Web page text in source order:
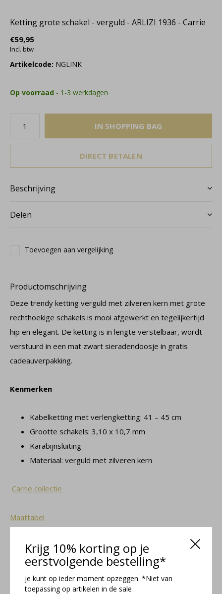
Krijg 10% korting op je
eerstvolgende bestelling*
je kunt op ieder moment opzeggen. *Niet van
toepassing op artikelen in de sale
Ketting grote schakel - verguld - ARLIZI 1936 - Carrie
€59,95
Incl. btw
Artikelcode: NGLINK
Op voorraad - 1-3 werkdagen
IN SHOPPING BAG
DIRECT BETALEN
Beschrijving
Delen
Toevoegen aan vergelijking
Productomschrijving
Deze trendy ketting verguld met zilveren kern met grote
rechthoekige schakels is mooi afgewerkt en tegelijkertijd
hip en elegant. De ketting is in lengte verstelbaar, wordt
verstuurd in een mat zwart sieradendoosje in gratis
cadeauverpakking.
Kenmerken
Kabelketting met verlengketting: 41 – 45 cm
Grootte schakels: 3,10 x 10,7 mm
Karabijnsluiting
Materiaal: verguld met zilveren kern
Carrie collectie
Maattabel
Related articles